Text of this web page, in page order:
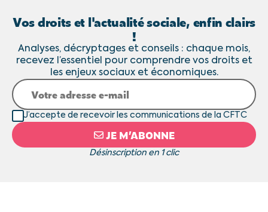
Vos droits et l'actualité sociale, enfin clairs
!
Analyses, décryptages et conseils : chaque mois,
recevez l’essentiel pour comprendre vos droits et
les enjeux sociaux et économiques.
JE M’ABONNE
Désinscription en 1 clic
J’accepte de recevoir les communications de la CFTC